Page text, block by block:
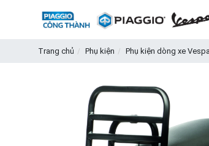
Trang chủ Phụ kiện Phụ kiện dòng xe Vespa